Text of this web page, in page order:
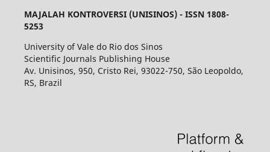
MAJALAH KONTROVERSI (UNISINOS) - ISSN 1808-
5253
University of Vale do Rio dos Sinos
Scientific Journals Publishing House
Av. Unisinos, 950, Cristo Rei, 93022-750, São Leopoldo,
RS, Brazil